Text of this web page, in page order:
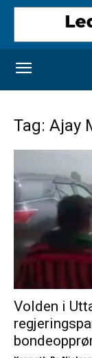
Tag: Ajay
Volden i